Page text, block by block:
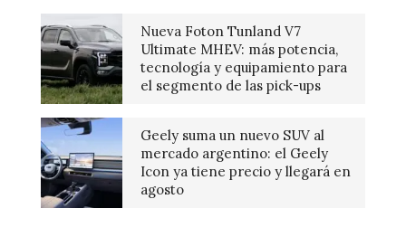
Nueva Foton Tunland V7
Ultimate MHEV: más potencia,
tecnología y equipamiento para
el segmento de las pick-ups
Geely suma un nuevo SUV al
mercado argentino: el Geely
Icon ya tiene precio y llegará en
agosto